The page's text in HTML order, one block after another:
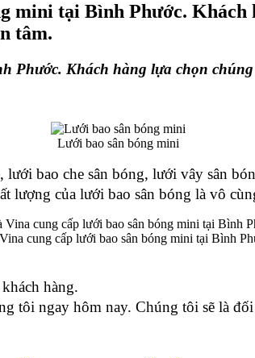
mini tại Bình Phước. Khách
tâm.
Phước. Khách hàng lựa chọn
Lưới bao sân bóng mini
bao che sân bóng, lưới vây sân
lượng của lưới bao sân bóng là vô
cung cấp lưới bao sân bóng mini tại Bình
hàng.
tôi ngay hôm nay. Chúng tôi sẽ là